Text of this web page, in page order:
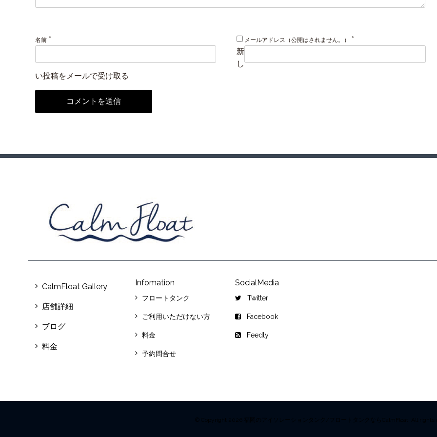
名前 * メールアドレス（公開はされません。）
*
新
し
い投稿をメールで受け取る
CalmFloat Gallery
店舗詳細
ブログ
料金
Infomation
フロートタンク
ご利用いただけない方
料金
予約問合せ
SocialMedia
Twitter
Facebook
Feedly